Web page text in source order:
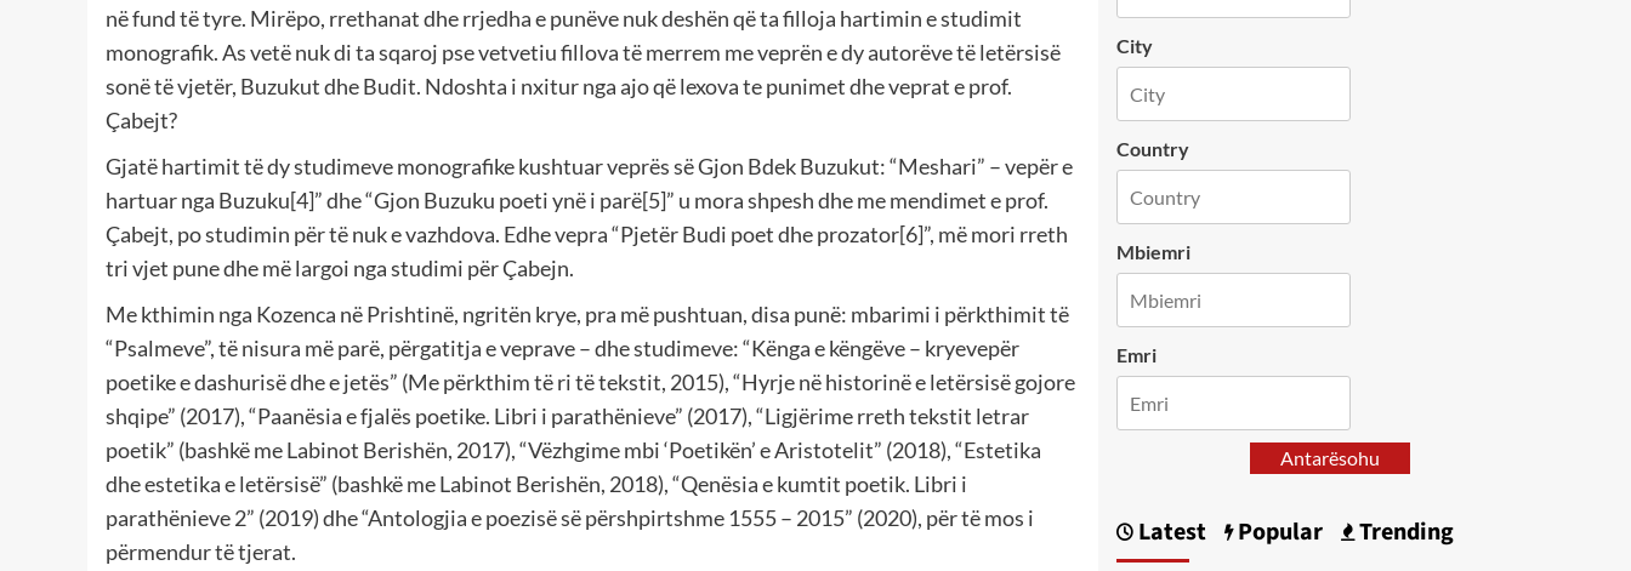
në fund të tyre. Mirëpo, rrethanat dhe rrjedha e punëve nuk deshën që ta filloja hartimin e studimit
monografik. As vetë nuk di ta sqaroj pse vetvetiu fillova të merrem me veprën e dy autorëve të letërsisë
sonë të vjetër, Buzukut dhe Budit. Ndoshta i nxitur nga ajo që lexova te punimet dhe veprat e prof.
Çabejt?
Gjatë hartimit të dy studimeve monografike kushtuar veprës së Gjon Bdek Buzukut: “Meshari” – vepër e
hartuar nga Buzuku[4]” dhe “Gjon Buzuku poeti ynë i parë[5]” u mora shpesh dhe me mendimet e prof.
Çabejt, po studimin për të nuk e vazhdova. Edhe vepra “Pjetër Budi poet dhe prozator[6]”, më mori rreth
tri vjet pune dhe më largoi nga studimi për Çabejn.
Me kthimin nga Kozenca në Prishtinë, ngritën krye, pra më pushtuan, disa punë: mbarimi i përkthimit të
“Psalmeve”, të nisura më parë, përgatitja e veprave – dhe studimeve: “Kënga e këngëve – kryevepër
poetike e dashurisë dhe e jetës” (Me përkthim të ri të tekstit, 2015), “Hyrje në historinë e letërsisë gojore
shqipe” (2017), “Paanësia e fjalës poetike. Libri i parathënieve” (2017), “Ligjërime rreth tekstit letrar
poetik” (bashkë me Labinot Berishën, 2017), “Vëzhgime mbi ‘Poetikën’ e Aristotelit” (2018), “Estetika
dhe estetika e letërsisë” (bashkë me Labinot Berishën, 2018), “Qenësia e kumtit poetik. Libri i
parathënieve 2” (2019) dhe “Antologjia e poezisë së përshpirtshme 1555 – 2015” (2020), për të mos i
përmendur të tjerat.
City
Country
Mbiemri
Emri
Antarësohu
Latest Popular Trending